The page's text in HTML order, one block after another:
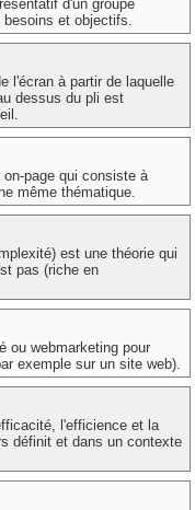
d'un groupe
et objectifs.
l'écran à partir de laquelle
dessus du pli est
page qui consiste à
même thématique.
est une théorie qui
pas (riche en
ou webmarketing pour
exemple sur un site web).
l'efficience et la
définit et dans un contexte